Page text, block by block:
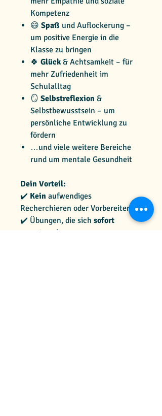
Kompetenz
😄 Spaß und Auflockerung –
um positive Energie in die
Klasse zu bringen
🍀 Glück & Achtsamkeit – für
mehr Zufriedenheit im
Schulalltag
🪞 Selbstreflexion &
Selbstbewusstsein – um
persönliche Entwicklung zu
fördern
…und viele weitere Bereiche
rund um mentale Gesundheit
Dein Vorteil:
✔️ Kein aufwendiges
Recherchieren oder Vorbereiten
✔️ Übungen, die sich sofort
umsetzen lassen